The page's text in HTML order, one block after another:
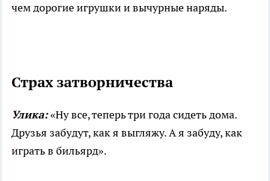
чем дорогие игрушки и вычурные наряды.
Страх затворничества
Улика:«Ну все, теперь три года сидеть дома.
Друзья забудут, как я выгляжу. А я забуду, как
играть в бильярд».